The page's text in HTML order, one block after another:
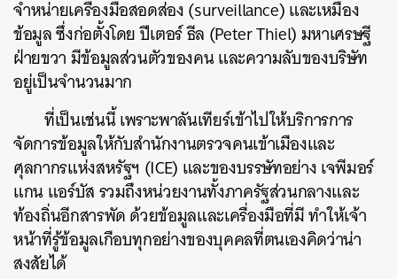
จำหน่ายเครื่องมือสอดส่อง (surveillance) และเหมือง
ข้อมูล ซึ่งก่อตั้งโดย ปีเตอร์ ธีล (Peter Thiel) มหาเศรษฐี
ฝ่ายขวา มีข้อมูลส่วนตัวของคน และความลับของบริษัท
อยู่เป็นจำนวนมาก
ที่เป็นเช่นนี้ เพราะพาลันเทียร์เข้าไปให้บริการการ
จัดการข้อมูลให้กับสำนักงานตรวจคนเข้าเมืองและ
ศุลกากรแห่งสหรัฐฯ (ICE) และของบรรษัทอย่าง เจพีมอร์
แกน แอร์บัส รวมถึงหน่วยงานทั้งภาครัฐส่วนกลางและ
ท้องถิ่นอีกสารพัด ด้วยข้อมูลและเครื่องมือที่มี ทำให้เจ้า
หน้าที่รู้ข้อมูลเกือบทุกอย่างของบุคคลที่ตนเองคิดว่าน่า
สงสัยได้